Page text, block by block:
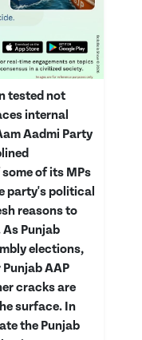
tested not
internal
Aadmi Party
of its MPs
party's political
reasons to
Punjab
elections,
AAP
cracks are
surface. In
the Punjab